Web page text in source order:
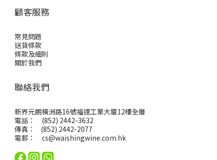
顧客服務
常見問題
送貨條款
條款及細則
關於我們
聯絡我們
新界元朗橫洲路16號福達工業大廈12樓全層
電話： (852) 2442-3632
傳真： (852) 2442-2077
電郵： cs@waishingwine.com.hk